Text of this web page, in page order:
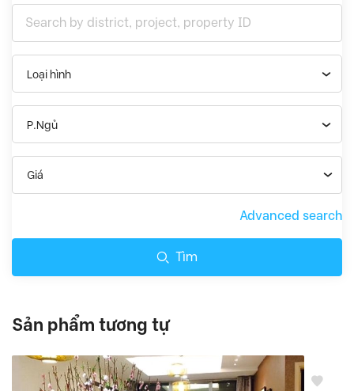
Loại hình
P.Ngủ
Giá
Advanced search
Tìm
Sản phẩm tương tự